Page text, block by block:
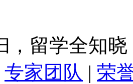
，留学全知晓
专家团队 | 荣